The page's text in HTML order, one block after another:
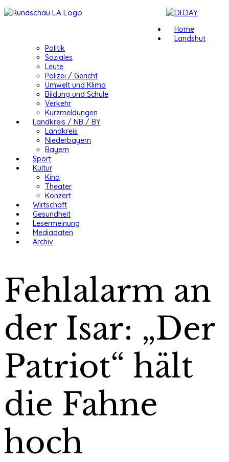
Home
Landshut
Politik
Soziales
Leute
Polizei / Gericht
Umwelt und Klima
Bildung und Schule
Verkehr
Kurzmeldungen
Landkreis / NB / BY
Landkreis
Niederbayern
Bayern
Sport
Kultur
Kino
Theater
Konzert
Wirtschaft
Gesundheit
Lesermeinung
Mediadaten
Archiv
Fehlalarm an
der Isar: „Der
Patriot“ hält
die Fahne
hoch